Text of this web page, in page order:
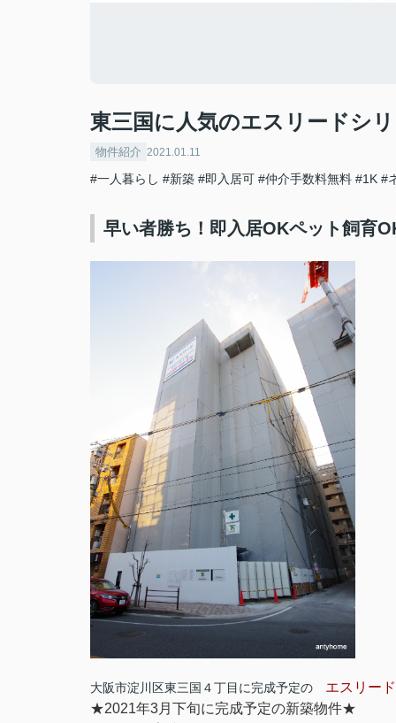
東三国に人気のエスリードシ
物件紹介 2021.01.11
#一人暮らし #新築 #即入居可 #仲介手数料無料 #1K #
早い者勝ち！即入居OKペット飼育
大阪市淀川区東三国４丁目に完成予定の エスリー
★2021年3月下旬に完成予定の新築物件★